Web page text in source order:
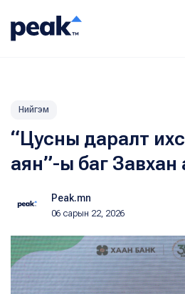
Нийгэм
“Цусны даралт
аян”-ы баг Завхан
Peak.mn
06 сарын 22, 2026